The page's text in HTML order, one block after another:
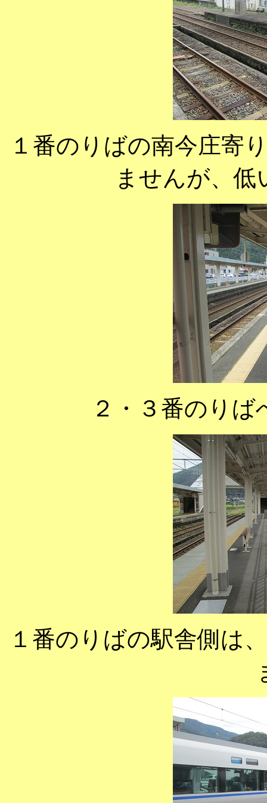
１番のりばの南今庄寄
ませんが、
２・３番のり
１番のりばの駅舎側は